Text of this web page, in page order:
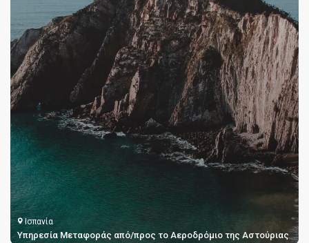
Ισπανία
Μεταφορές από το Αεροδρόμιο της Βόρειας Τενερίφης